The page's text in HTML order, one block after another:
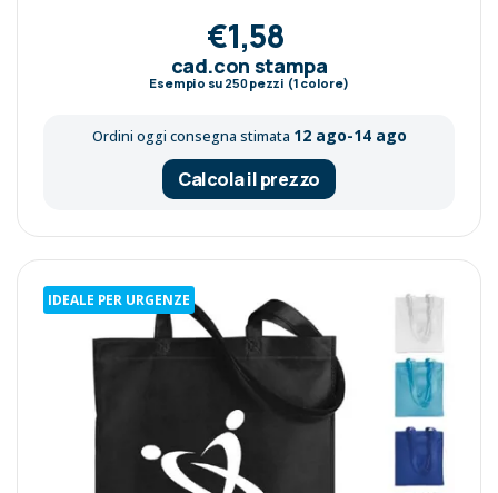
€1,58
cad.con stampa
Esempio su 250pezzi (1 colore)
Ordini oggi consegna stimata 12 ago-14 ago
Calcola il prezzo
IDEALE PER URGENZE